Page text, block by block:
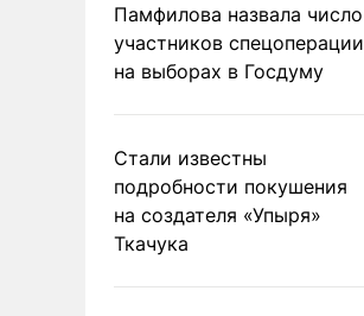
Памфилова назвала число
участников спецоперации
на выборах в Госдуму
Стали известны
подробности покушения
на создателя «Упыря»
Ткачука